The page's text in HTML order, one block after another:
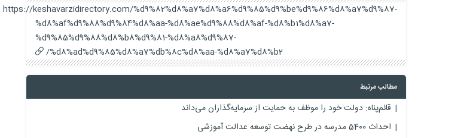
https://keshavarzidirectory.com/%d9%82%d8%a7%d8%a6%d9%85%d9%be%d9%86%d8%a7%d9%87-
%d8%af%d9%88%d9%84%d8%aa-%d8%ae%d9%88%d8%af-%d8%b1%d8%a7-
%d9%85%d9%88%d8%b8%d9%81-%d8%a8%d9%87-
%d8%ad%d9%85%d8%a7%db%8c%d8%aa-%d8%a7%d8%b2/
مطالب مرتبط
قائم‌پناه: دولت خود را موظف به حمایت از سرمایه‌گذاران می‌داند
احداث 5400 مدرسه در طرح نهضت توسعه عدالت آموزشی